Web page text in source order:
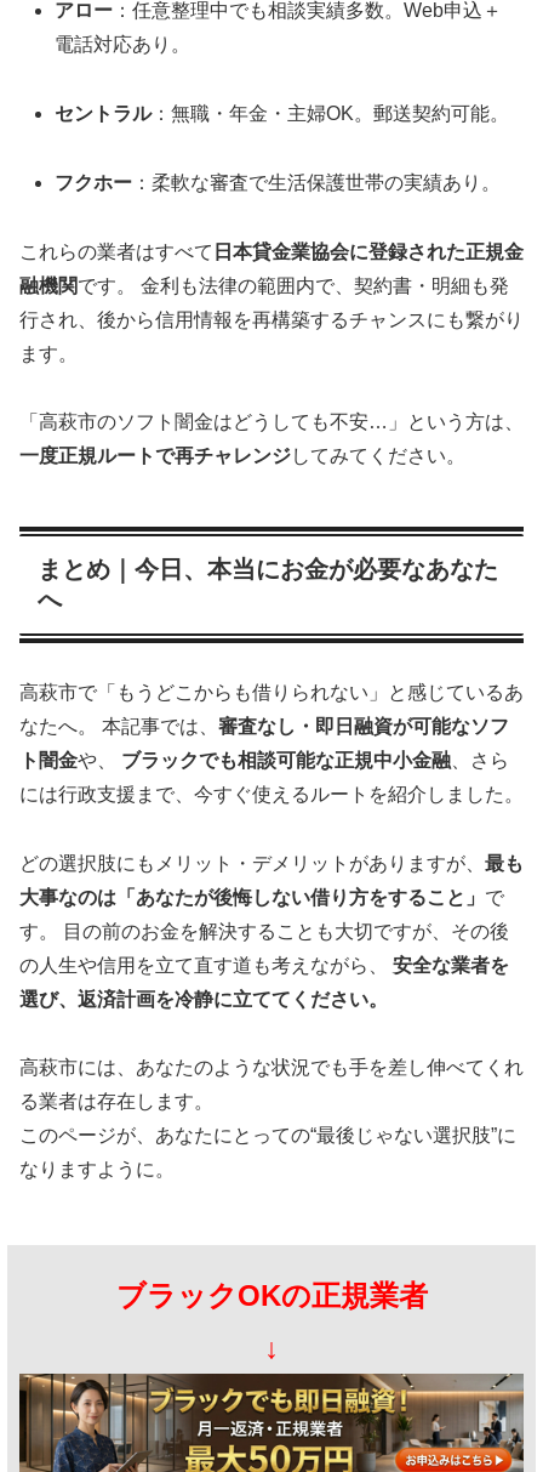
アロー ：任意整理中でも相談実績多数。Web申込＋
電話対応あり。
セントラル：無職・年金・主婦OK。郵送契約可能。
フクホー ：柔軟な審査で生活保護世帯の実績あり。
これらの業者はすべて 日本貸金業協会に登録された正規金
融機関です。 金利も法律の範囲内で、契約書・明細も発
行され、後から信用情報を再構築するチャンスにも繋がり
ます。
「高萩市のソフト闇金はどうしても不安…」という方は、
一度正規ルートで再チャレンジしてみてください。
まとめ｜今日、本当にお金が必要なあなた
へ
高萩市で「もうどこからも借りられない」と感じているあ
なたへ。 本記事では、 審査なし・即日融資が可能なソフ
ト闇金や、 ブラックでも相談可能な正規中小金融 、さら
には行政支援まで、今すぐ使えるルートを紹介しました。
どの選択肢にもメリット・デメリットがありますが、 最も
大事なのは「あなたが後悔しない借り方をすること」 で
す。 目の前のお金を解決することも大切ですが、その後
の人生や信用を立て直す道も考えながら、 安全な業者を
選び、返済計画を冷静に立ててください。
高萩市には、あなたのような状況でも手を差し伸べてくれ
る業者は存在します。
このページが、あなたにとっての“最後じゃない選択肢”に
なりますように。
ブラックOKの正規業者
↓